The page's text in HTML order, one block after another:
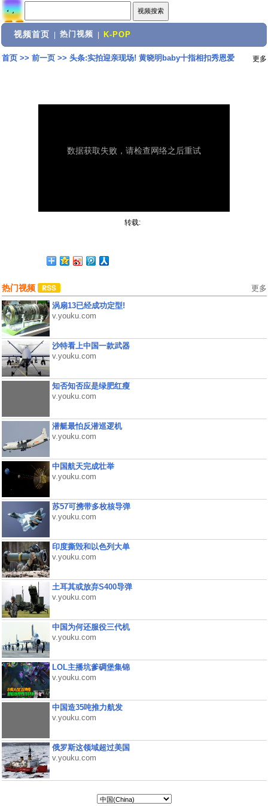
视频首页 热门视频 K-POP
首页>> 前一页>> 头条:实拍迎亲现场! 黄晓明baby十指相扣秀恩爱 更多
转载:
热门视频 更多
涡扇13已经成功定型!
v.youku.com
沙特看上中国一款武器
v.youku.com
知否知否应是绿肥红瘦
v.youku.com
潜艇最怕反潜巡逻机
v.youku.com
中国航天完成壮举
v.youku.com
苏57可携带多枚核导弹
v.youku.com
印度撕毁和以色列大单
v.youku.com
土耳其或放弃S400导弹
v.youku.com
中国为何还服役三代机
v.youku.com
LOL主播坑爹碉堡集锦
v.youku.com
中国造35吨推力航发
v.youku.com
俄罗斯这领域超过美国
v.youku.com